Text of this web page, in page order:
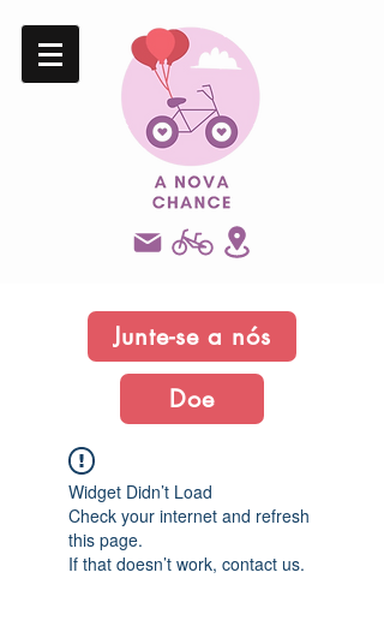
Junte-se a nós
Doe
Widget Didn’t Load
Check your internet and refresh
this page.
If that doesn’t work, contact us.